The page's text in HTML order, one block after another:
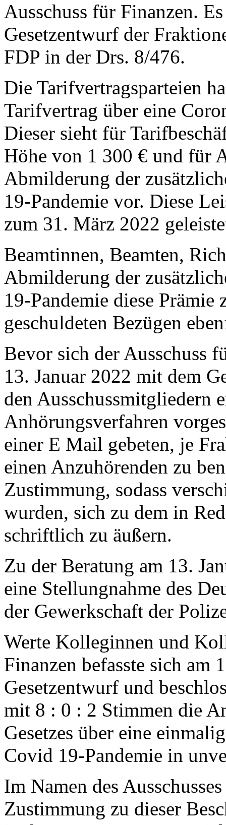
Ausschuss für Finanzen.
Gesetzentwurf der
FDP in der Drs. 8/476.
Die Tarifvertragsparteien
Tarifvertrag über eine
Dieser sieht für
Höhe von 1 300 € und für
Abmilderung der
19-Pandemie vor. Diese
zum 31. März 2022
Beamtinnen, Beamten,
Abmilderung der
19-Pandemie diese
geschuldeten Bezügen
Bevor sich der Ausschuss
13. Januar 2022 mit dem
den Ausschussmitgliedern
Anhörungsverfahren
einer E Mail gebeten, je
einen Anzuhörenden zu
Zustimmung, sodass
wurden, sich zu dem in
schriftlich zu äußern.
Zu der Beratung am 13.
eine Stellungnahme des
der Gewerkschaft der
Werte Kolleginnen und
Finanzen befasste sich am
Gesetzentwurf und
mit 8 : 0 : 2 Stimmen die
Gesetzes über eine
Covid 19-Pandemie in
Im Namen des
Zustimmung zu dieser